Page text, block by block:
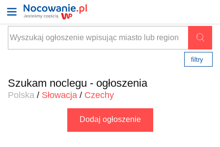
filtry
Szukam noclegu - ogłoszenia
Polska / Słowacja / Czechy
Dodaj ogłoszenie